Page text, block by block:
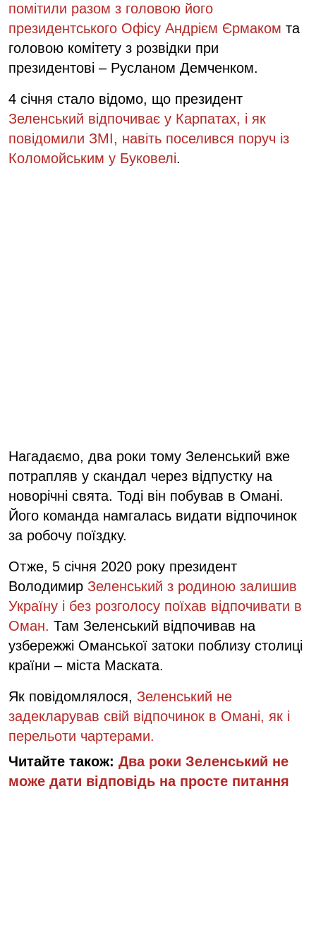
помітили разом з головою його
президентського Офісу Андрієм Єрмаком та
головою комітету з розвідки при
президентові – Русланом Демченком.
4 січня стало відомо, що президент
Зеленський відпочиває у Карпатах, і як
повідомили ЗМІ, навіть поселився поруч із
Коломойським у Буковелі.
Нагадаємо, два роки тому Зеленський вже
потрапляв у скандал через відпустку на
новорічні свята. Тоді він побував в Омані.
Його команда намгалась видати відпочинок
за робочу поїздку.
Отже, 5 січня 2020 року президент
Володимир Зеленський з родиною залишив
Україну і без розголосу поїхав відпочивати в
Оман. Там Зеленський відпочивав на
узбережжі Оманської затоки поблизу столиці
країни – міста Маската.
Як повідомлялося, Зеленський не
задекларував свій відпочинок в Омані, як і
перельоти чартерами.
Читайте також: Два роки Зеленський не
може дати відповідь на просте питання